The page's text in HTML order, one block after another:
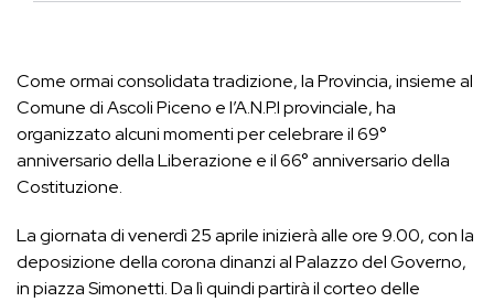
Come ormai consolidata tradizione, la Provincia, insieme al
Comune di Ascoli Piceno e l’A.N.P.I provinciale, ha
organizzato alcuni momenti per celebrare il 69°
anniversario della Liberazione e il 66° anniversario della
Costituzione.
La giornata di venerdì 25 aprile inizierà alle ore 9.00, con la
deposizione della corona dinanzi al Palazzo del Governo,
in piazza Simonetti. Da lì quindi partirà il corteo delle